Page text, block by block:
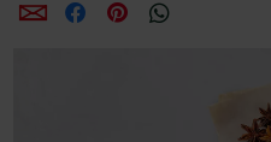
ZdieľaťZdieľaťZdieľať